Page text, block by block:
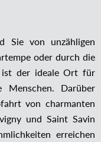
Sie von unzähligen
oder durch die
ist der ideale Ort für
Menschen. Darüber
von charmanten
und Saint Savin
erreichen